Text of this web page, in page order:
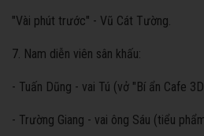
"Vài phút trước" - Vũ Cát Tường.
7. Nam diễn viên sân khấu:
- Tuấn Dũng - vai Tú (vở "Bí ẩn Cafe
- Trường Giang - vai ông Sáu (tiểu